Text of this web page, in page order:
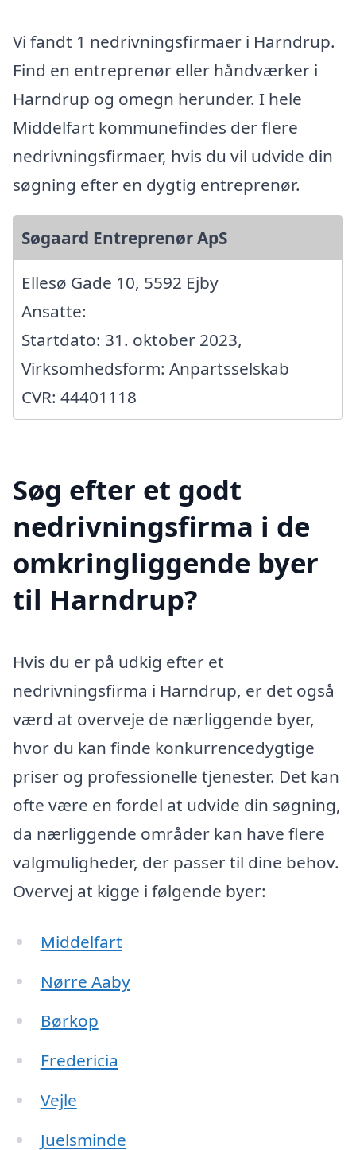
Vi fandt 1 nedrivningsfirmaer i Harndrup.
Find en entreprenør eller håndværker i
Harndrup og omegn herunder. I hele
Middelfart kommunefindes der flere
nedrivningsfirmaer, hvis du vil udvide din
søgning efter en dygtig entreprenør.
Søgaard Entreprenør ApS
Ellesø Gade 10, 5592 Ejby
Ansatte:
Startdato: 31. oktober 2023,
Virksomhedsform: Anpartsselskab
CVR: 44401118
Søg efter et godt
nedrivningsfirma i de
omkringliggende byer
til Harndrup?
Hvis du er på udkig efter et
nedrivningsfirma i Harndrup, er det også
værd at overveje de nærliggende byer,
hvor du kan finde konkurrencedygtige
priser og professionelle tjenester. Det kan
ofte være en fordel at udvide din søgning,
da nærliggende områder kan have flere
valgmuligheder, der passer til dine behov.
Overvej at kigge i følgende byer:
Middelfart
Nørre Aaby
Børkop
Fredericia
Vejle
Juelsminde